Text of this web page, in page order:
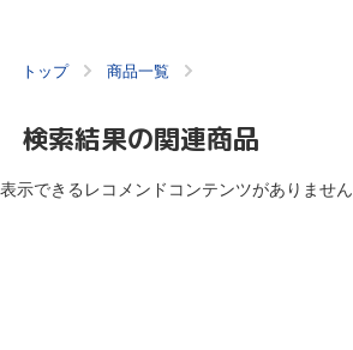
トップ 商品一覧
検索結果の関連商品
表示できるレコメンドコンテンツがありません